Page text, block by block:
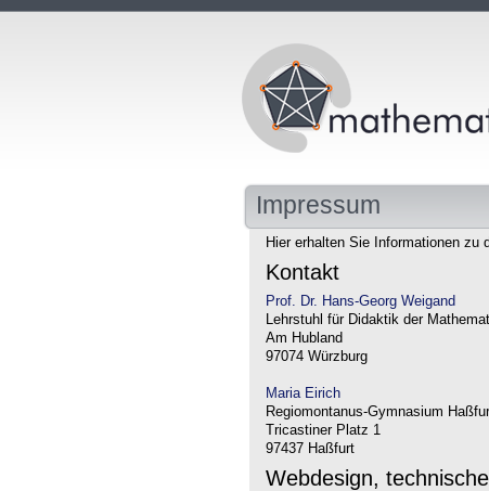
Impressum
Hier erhalten Sie Informationen zu
Kontakt
Prof. Dr. Hans-Georg Weigand
Lehrstuhl für Didaktik der
Am Hubland
97074 Würzburg
Maria Eirich
Regiomontanus-Gymnasium
Tricastiner Platz 1
97437 Haßfurt
Webdesign,